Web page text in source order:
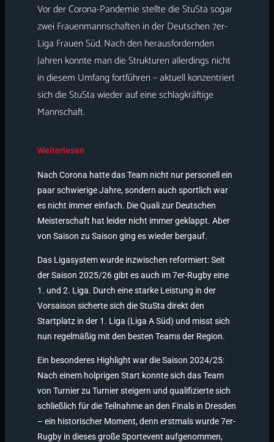
Vor der Corona-Pandemie stellte die StuSta sogar
zwei Frauenmannschaften in der Deutschen 7er-
Liga Frauen Süd. Nach den herausfordernden
Jahren konnte man die Strukturen allerdings nicht
in diesem Umfang fortführen – aktuell konzentriert
sich die StuSta wieder auf eine schlagkräftige
Mannschaft.
Weiterlesen
Nach Corona hatte das Team nicht nur personell ein
paar schwierige Jahre, sondern auch sportlich war
es nicht immer einfach. Die Quali zur Deutschen
Meisterschaft hat leider nicht immer geklappt. Aber
von Saison zu Saison ging es wieder bergauf.
Das Ligasystem wurde inzwischen reformiert: Seit
der Saison 2025/26 gibt es auch im 7er-Rugby eine
1. und 2. Liga. Durch eine starke Leistung in der
Vorsaison sicherte sich die StuSta direkt den
Startplatz in der 1. Liga (Liga A Süd) und misst sich
nun regelmäßig mit den besten Teams der Region.
Ein besonderes Highlight war die Saison 2024/25:
Nach einem holprigen Start konnte sich das Team
von Turnier zu Turnier steigern und qualifizierte sich
schließlich für die Teilnahme an den Finals in Dresden
– ein historischer Moment, denn erstmals wurde 7er-
Rugby in dieses große Sportevent aufgenommen,